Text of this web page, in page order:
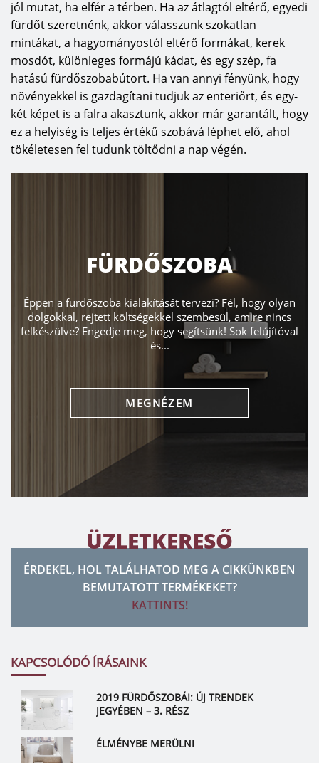
jól mutat, ha elfér a térben. Ha az átlagtól eltérő, egyedi
fürdőt szeretnénk, akkor válasszunk szokatlan
mintákat, a hagyományostól eltérő formákat, kerek
mosdót, különleges formájú kádat, és egy szép, fa
hatású fürdőszobabútort. Ha van annyi fényünk, hogy
növényekkel is gazdagítani tudjuk az enteriőrt, és egy-
két képet is a falra akasztunk, akkor már garantált, hogy
ez a helyiség is teljes értékű szobává léphet elő, ahol
tökéletesen fel tudunk töltődni a nap végén.
FÜRDŐSZOBA
Éppen a fürdőszoba kialakítását tervezi? Fél, hogy olyan
dolgokkal, rejtett költségekkel szembesül, amire nincs
felkészülve? Engedje meg, hogy segítsünk! Sok felújítóval
és...
MEGNÉZEM
ÜZLETKERESŐ
ÉRDEKEL, HOL TALÁLHATOD MEG A CIKKÜNKBEN
BEMUTATOTT TERMÉKEKET?
KATTINTS!
KAPCSOLÓDÓ ÍRÁSAINK
2019 FÜRDŐSZOBÁI: ÚJ TRENDEK
JEGYÉBEN – 3. RÉSZ
ÉLMÉNYBE MERÜLNI